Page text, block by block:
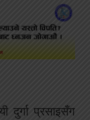
दुर्गा प्रसाइसँग